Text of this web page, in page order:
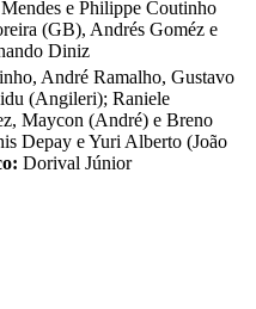
e Philippe Coutinho
(GB), Andrés Goméz e
Diniz
André Ramalho, Gustavo
(Angileri); Raniele
Maycon (André) e Breno
Depay e Yuri Alberto (João
Dorival Júnior